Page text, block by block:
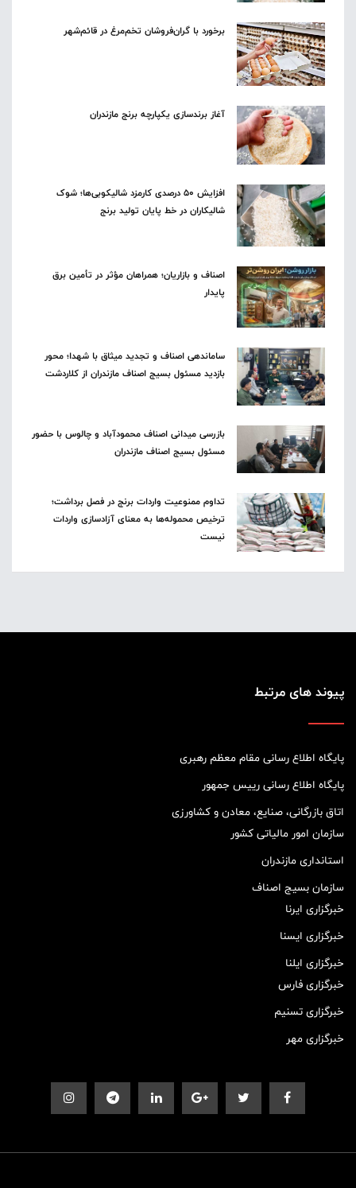
برخورد با گران‌فروشان تخم‌مرغ در قائم‌شهر
آغاز برندسازی یکپارچه برنج مازندران
افزایش ۵۰ درصدی کارمزد شالیکوبی‌ها؛ شوک
شالیکاران در خط پایان تولید برنج
اصناف و بازاریان؛ همراهان مؤثر در تأمین برق
پایدار
ساماندهی اصناف و تجدید میثاق با شهدا؛ محور
بازدید مسئول بسیج اصناف مازندران از کلاردشت
بازرسی میدانی اصناف محمودآباد و چالوس با حضور
مسئول بسیج اصناف مازندران
تداوم ممنوعیت واردات برنج در فصل برداشت؛
ترخیص محموله‌ها به معنای آزادسازی واردات
نیست
پیوند های مرتبط
پایگاه اطلاع رسانی مقام معظم رهبری
پایگاه اطلاع رسانی رییس جمهور
اتاق بازرگانی، صنایع، معادن و کشاورزی
سازمان امور مالیاتی کشور
استانداری مازندران
سازمان بسیج اصناف
خبرگزاری ایرنا
خبرگزاری ایسنا
خبرگزاری ایلنا
خبرگزاری فارس
خبرگزاری تسنیم
خبرگزاری مهر